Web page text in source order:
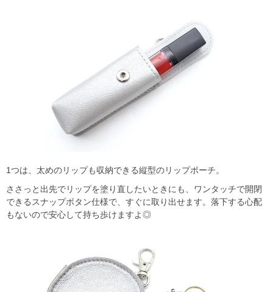
1つは、太めのリップも収納できる縦型のリップポーチ。
ささっと出先でリップを塗り直したいときにも、ワンタッチで開閉
できるスナップボタン仕様で、すぐに取り出せます。落下する心配
もないので安心して持ち歩けますよ◎